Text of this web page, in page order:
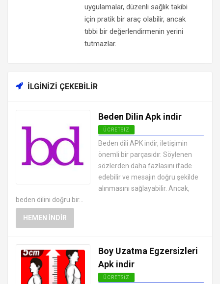
uygulamalar, düzenli sağlık takibi
için pratik bir araç olabilir, ancak
tıbbi bir değerlendirmenin yerini
tutmazlar.
İLGINIZI ÇEKEBILIR
Beden Dilin Apk indir
ÜCRETSIZ
ANDROID SAĞLIK VE FITNESS
UYGULAMALARI APK
Beden dili APK indir, iletişimin
önemli bir parçasıdır. Söylenen
sözlerden daha fazlasını ifade
edebilir ve mesajın doğru şekilde
alınmasını sağlayabilir. Ancak,
beden dilini doğru bir...
HEMEN İNDIR
Boy Uzatma Egzersizleri
Apk indir
ÜCRETSIZ